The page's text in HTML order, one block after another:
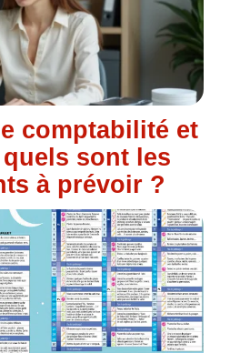
comptabilité et
sont les
à prévoir ?